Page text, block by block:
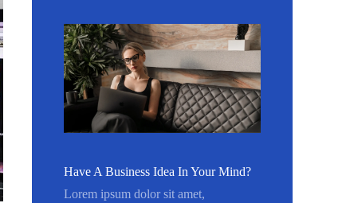
Have A Business Idea In Your Mind?
Lorem ipsum dolor sit amet,